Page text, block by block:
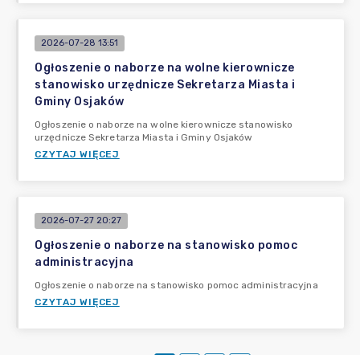
2026-07-28 13:51
Ogłoszenie o naborze na wolne kierownicze
stanowisko urzędnicze Sekretarza Miasta i
Gminy Osjaków
Ogłoszenie o naborze na wolne kierownicze stanowisko
urzędnicze Sekretarza Miasta i Gminy Osjaków
CZYTAJ WIĘCEJ
2026-07-27 20:27
Ogłoszenie o naborze na stanowisko pomoc
administracyjna
Ogłoszenie o naborze na stanowisko pomoc administracyjna
CZYTAJ WIĘCEJ